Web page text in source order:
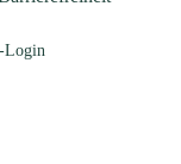
Login